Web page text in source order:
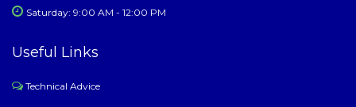
Saturday: 9:00 AM - 12:00 PM
Useful Links
Technical Advice